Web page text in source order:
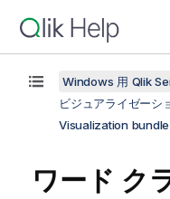
Windows 用 Qlik
ビジュアライゼーシ
Visualization bundle
ワード ク